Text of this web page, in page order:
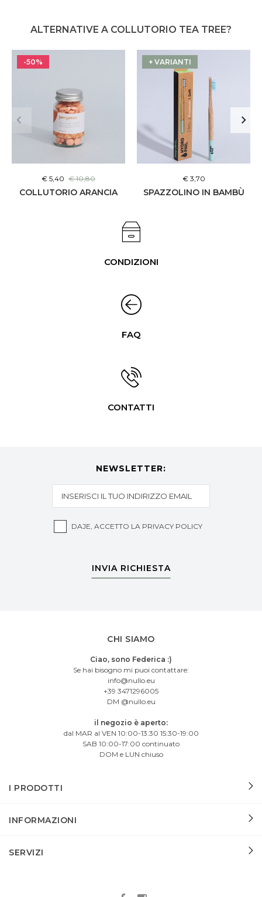
ALTERNATIVE A COLLUTORIO TEA TREE?
-50%
COLLUTORIO ARANCIA
€ 5,40 € 10,80
+ VARIANTI
SPAZZOLINO IN BAMBÙ
€ 3,70
CONDIZIONI
FAQ
CONTATTI
NEWSLETTER:
DAJE, ACCETTO LA PRIVACY POLICY
INVIA RICHIESTA
CHI SIAMO
Ciao, sono Federica :)
Se hai bisogno mi puoi contattare:
info@nullo.eu
+39 3471296005
DM @nullo.eu
il negozio è aperto:
dal MAR al VEN 10:00-13:30 15:30-19:00
SAB 10:00-17:00 continuato
DOM e LUN chiuso
I PRODOTTI
INFORMAZIONI
SERVIZI